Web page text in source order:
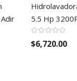
5.5 Hp
$6,720.00